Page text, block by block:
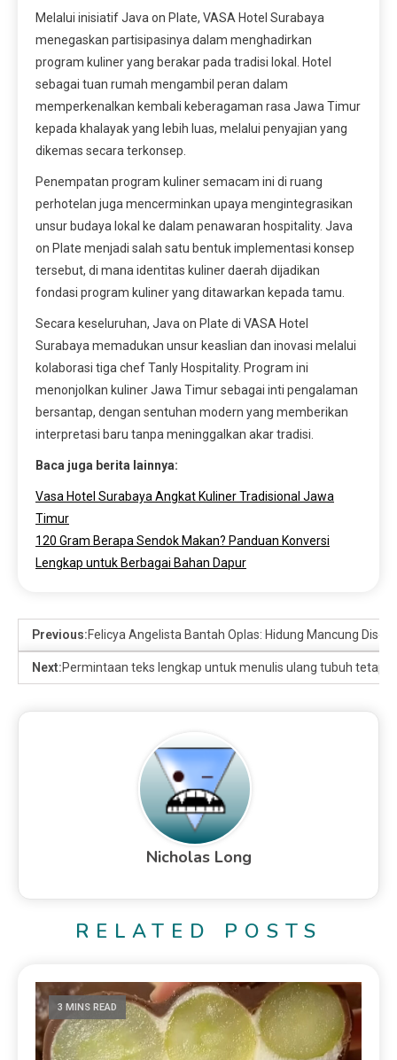
Melalui inisiatif Java on Plate, VASA Hotel Surabaya
menegaskan partisipasinya dalam menghadirkan
program kuliner yang berakar pada tradisi lokal. Hotel
sebagai tuan rumah mengambil peran dalam
memperkenalkan kembali keberagaman rasa Jawa Timur
kepada khalayak yang lebih luas, melalui penyajian yang
dikemas secara terkonsep.
Penempatan program kuliner semacam ini di ruang
perhotelan juga mencerminkan upaya mengintegrasikan
unsur budaya lokal ke dalam penawaran hospitality. Java
on Plate menjadi salah satu bentuk implementasi konsep
tersebut, di mana identitas kuliner daerah dijadikan
fondasi program kuliner yang ditawarkan kepada tamu.
Secara keseluruhan, Java on Plate di VASA Hotel
Surabaya memadukan unsur keaslian dan inovasi melalui
kolaborasi tiga chef Tanly Hospitality. Program ini
menonjolkan kuliner Jawa Timur sebagai inti pengalaman
bersantap, dengan sentuhan modern yang memberikan
interpretasi baru tanpa meninggalkan akar tradisi.
Baca juga berita lainnya:
Vasa Hotel Surabaya Angkat Kuliner Tradisional Jawa
Timur
120 Gram Berapa Sendok Makan? Panduan Konversi
Lengkap untuk Berbagai Bahan Dapur
Previous:Felicya Angelista Bantah Oplas: Hidung Mancung
Next:Permintaan teks lengkap untuk menulis ulang tubuh tetap
Nicholas Long
RELATED POSTS
3 MINS READ